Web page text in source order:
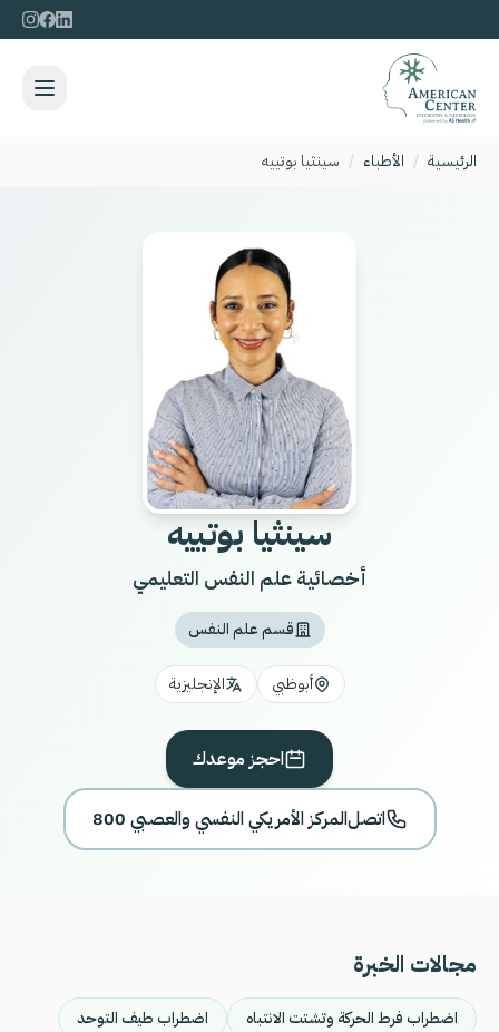
الرئيسية / الأطباء / سينثيا بوتييه
سينثيا بوتييه
أخصائية علم النفس التعليمي
قسم علم النفس
أبوظبي الإنجليزية
احجز موعدك
اتصل800 المركز الأمريكي النفسي والعصبي
مجالات الخبرة
اضطراب فرط الحركة وتشتت الانتباه
اضطراب طيف التوحد